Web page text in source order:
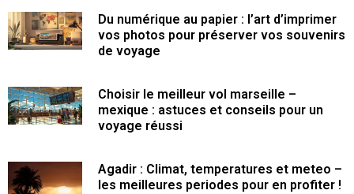
Du numérique au papier : l’art d’imprimer
vos photos pour préserver vos souvenirs
de voyage
Choisir le meilleur vol marseille –
mexique : astuces et conseils pour un
voyage réussi
Agadir : Climat, temperatures et meteo –
les meilleures periodes pour en profiter !